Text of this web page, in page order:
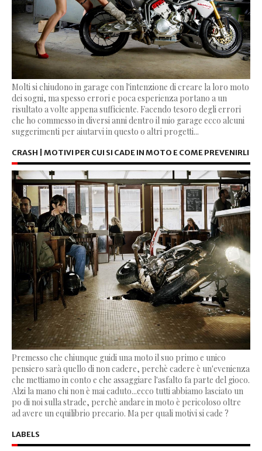
Molti si chiudono in garage con l'intenzione di creare la loro moto
dei sogni, ma spesso errori e poca esperienza portano a un
risultato a volte appena sufficiente. Facendo tesoro degli errori
che ho commesso in diversi anni dentro il mio garage ecco alcuni
suggerimenti per aiutarvi in questo o altri progetti...
CRASH | MOTIVI PER CUI SI CADE IN MOTO E COME PREVENIRLI
Premesso che chiunque guidi una moto il suo primo e unico
pensiero sarà quello di non cadere, perchè cadere è un'evenienza
che mettiamo in conto e che assaggiare l'asfalto fa parte del gioco.
Alzi la mano chi non è mai caduto...ecco tutti abbiamo lasciato un
po di noi sulla strade, perchè andare in moto è pericoloso oltre
ad avere un equilibrio precario. Ma per quali motivi si cade ?
LABELS